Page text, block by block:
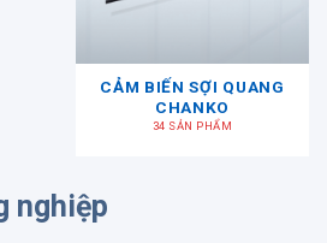
CẢM BIẾN SỢI QUANG
CHANKO
34 SẢN PHẨM
nghiệp